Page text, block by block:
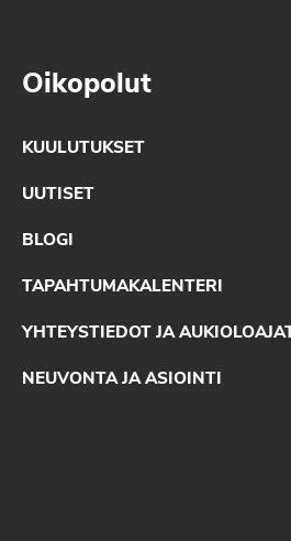
Oikopolut
KUULUTUKSET
UUTISET
BLOGI
TAPAHTUMAKALENTERI
YHTEYSTIEDOT JA AUKIOLOAJAT
NEUVONTA JA ASIOINTI